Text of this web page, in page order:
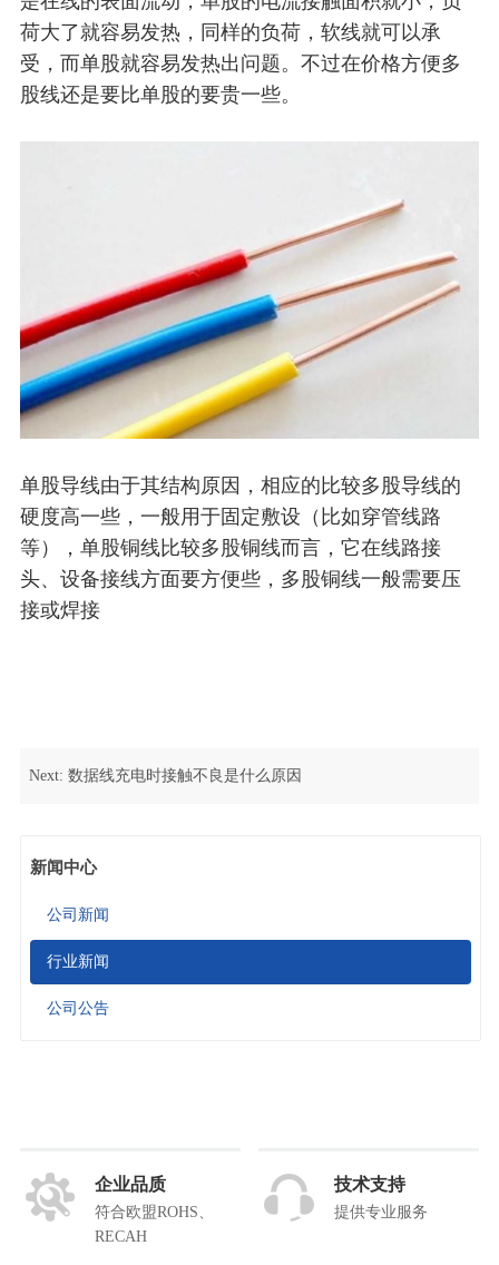
荷大了就容易发热，同样的负荷，软线就可以承
受，而单股就容易发热出问题。不过在价格方便多
股线还是要比单股的要贵一些。
单股导线由于其结构原因，相应的比较多股导线的
硬度高一些，一般用于固定敷设（比如穿管线路
等），单股铜线比较多股铜线而言，它在线路接
头、设备接线方面要方便些，多股铜线一般需要压
接或焊接
Next:数据线充电时接触不良是什么原因
新闻中心
公司新闻
行业新闻
公司公告
企业品质
符合欧盟ROHS、
RECAH
技术支持
提供专业服务